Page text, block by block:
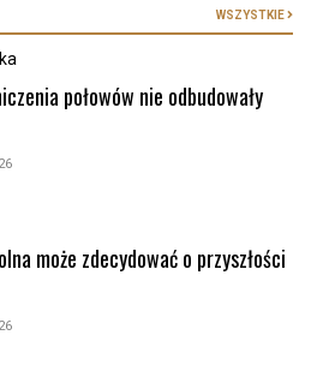
WSZYSTKIE
połowów nie odbudowały
może zdecydować o przyszłości